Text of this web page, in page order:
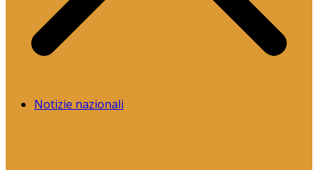
Notizie nazionali